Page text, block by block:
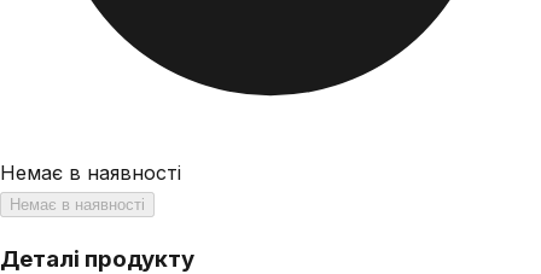
Немає в наявності
Немає в наявності
Деталі продукту